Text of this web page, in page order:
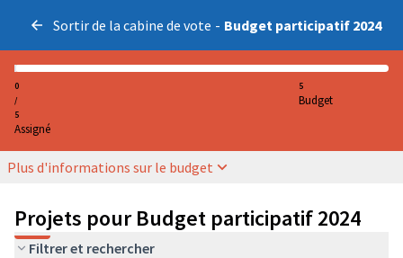
Sortir de la cabine de vote - Budget participatif 2024
0
/
5
Assigné
5
Budget
Plus d'informations sur le budget
Projets pour Budget participatif 2024
Filtrer et rechercher